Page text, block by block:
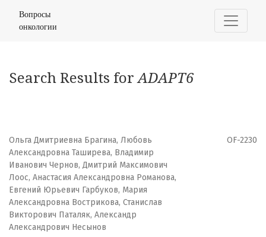
Вопросы
онкологии
Search Results forADAPT6
Ольга Дмитриевна Брагина, Любовь
Александровна Таширева, Владимир
Иванович Чернов, Дмитрий Максимович
Лоос, Анастасия Александровна Романова,
Евгений Юрьевич Гарбуков, Мария
Александровна Вострикова, Станислав
Викторович Паталяк, Александр
Александрович Несынов
OF-2230